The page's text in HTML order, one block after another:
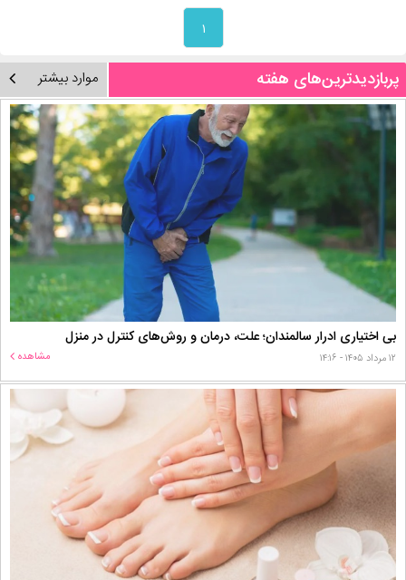
۱
پربازدیدترین‌های هفته موارد بیشتر
بی اختیاری ادرار سالمندان؛ علت، درمان و روش‌های کنترل در منزل
۱۲ مرداد ۱۴۰۵ - ۱۴:۱۶ مشاهده